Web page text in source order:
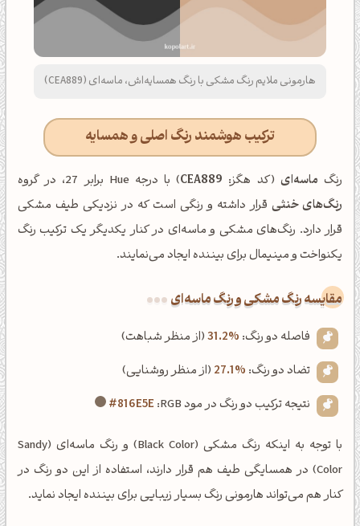
هارمونی ملایم رنگ مشکی با رنگ همسایه‌اش، ماسه‌ای (CEA889)
ترکیب هوشمند رنگ اصلی و همسایه
رنگ ماسه‌ای (کد هگز: CEA889) با درجه Hue برابر 27، در گروه
رنگ‌های خنثی قرار داشته و رنگی است که در نزدیکی طیف مشکی
قرار دارد. رنگ‌های مشکی و ماسه‌ای در کنار یکدیگر یک ترکیب رنگ
یکنواخت و مینیمال برای بیننده ایجاد می‌نمایند.
‌مقایسه رنگ مشکی و رنگ ماسه‌ای
فاصله دو رنگ: 31.2%(از منظر شباهت)
تضاد دو رنگ: 27.1% (از منظر روشنایی)
نتیجه ترکیب دو رنگ در مود RGB:
#816E5E
با توجه به اینکه رنگ مشکی (Black Color) و رنگ ماسه‌ای (Sandy
Color) در همسایگی طیف هم قرار دارند، استفاده از این دو رنگ در
کنار هم می‌تواند هارمونی رنگ بسیار زیبایی برای بیننده ایجاد نماید.